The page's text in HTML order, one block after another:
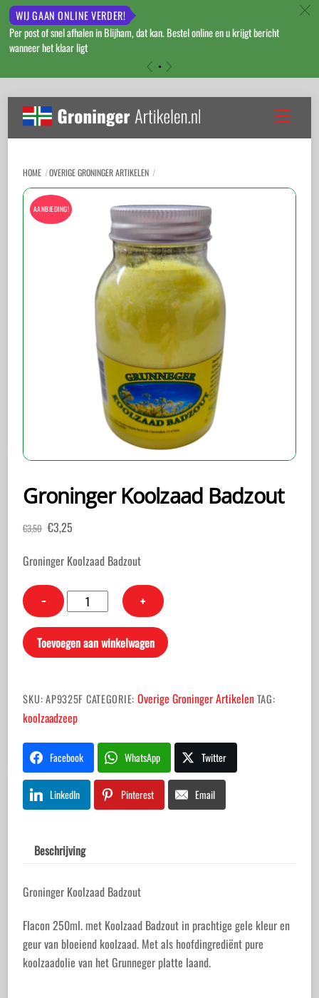
WIJ GAAN ONLINE VERDER!
Per post of snel afhalen in Blijham, dat kan. Bestel online en u krijgt bericht
wanneer het klaar ligt
c
content
Menu
HOME OVERIGE GRONINGER ARTIKELEN
AANBIEDING!
Groninger Koolzaad Badzout
€3,50 Oorspronkelijke
was:
€3,25
is:
Groninger Koolzaad Badzout
−
Groninger
Koolzaad
Badzout
aantal
+
Toevoegen aan winkelwagen
SKU:AP9325F CATEGORIE: Overige Groninger Artikelen TAG:
koolzaadzeep
Facebook WhatsApp Twitter
LinkedIn Pinterest Email
Beschrijving
Groninger Koolzaad Badzout
Flacon 250ml. met Koolzaad Badzout in prachtige gele kleur en
geur van bloeiend koolzaad. Met als hoofdingrediënt pure
koolzaadolie van het Grunneger platte laand.